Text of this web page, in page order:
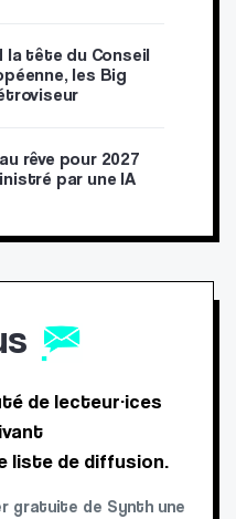
la tête du Conseil
les Big
rêve pour 2027
par une IA
de lecteur·ices
liste de diffusion.
gratuite de Synth une